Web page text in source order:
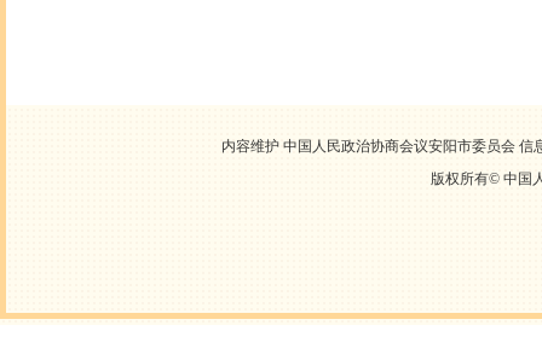
内容维护 中国人民政治协商会议安阳市委员会
版权所有© 中国